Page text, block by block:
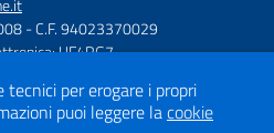
- C.F. 94023370029
UF4RG7
& Design by
Designers Italia
per erogare i propri
puoi leggere lacookie